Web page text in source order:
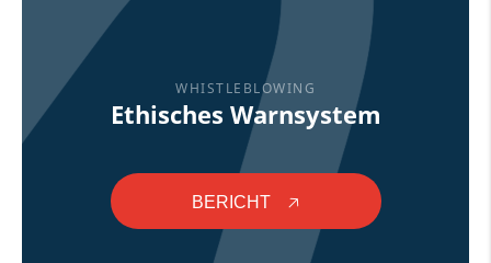
WHISTLEBLOWING
Ethisches Warnsystem
BERICHT 🡥